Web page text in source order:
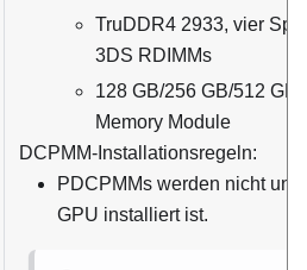
TruDDR4 2933, vier
3DS RDIMMs
128 GB/256 GB/512 GB
Memory Module
DCPMM-Installationsregeln:
PDCPMMs werden nicht
GPU installiert ist.